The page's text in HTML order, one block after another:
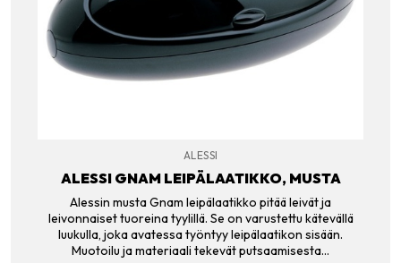
ALESSI
ALESSI GNAM LEIPÄLAATIKKO, MUSTA
Alessin musta Gnam leipälaatikko pitää leivät ja
leivonnaiset tuoreina tyylillä. Se on varustettu kätevällä
luukulla, joka avatessa työntyy leipälaatikon sisään.
Muotoilu ja materiaali tekevät putsaamisesta…